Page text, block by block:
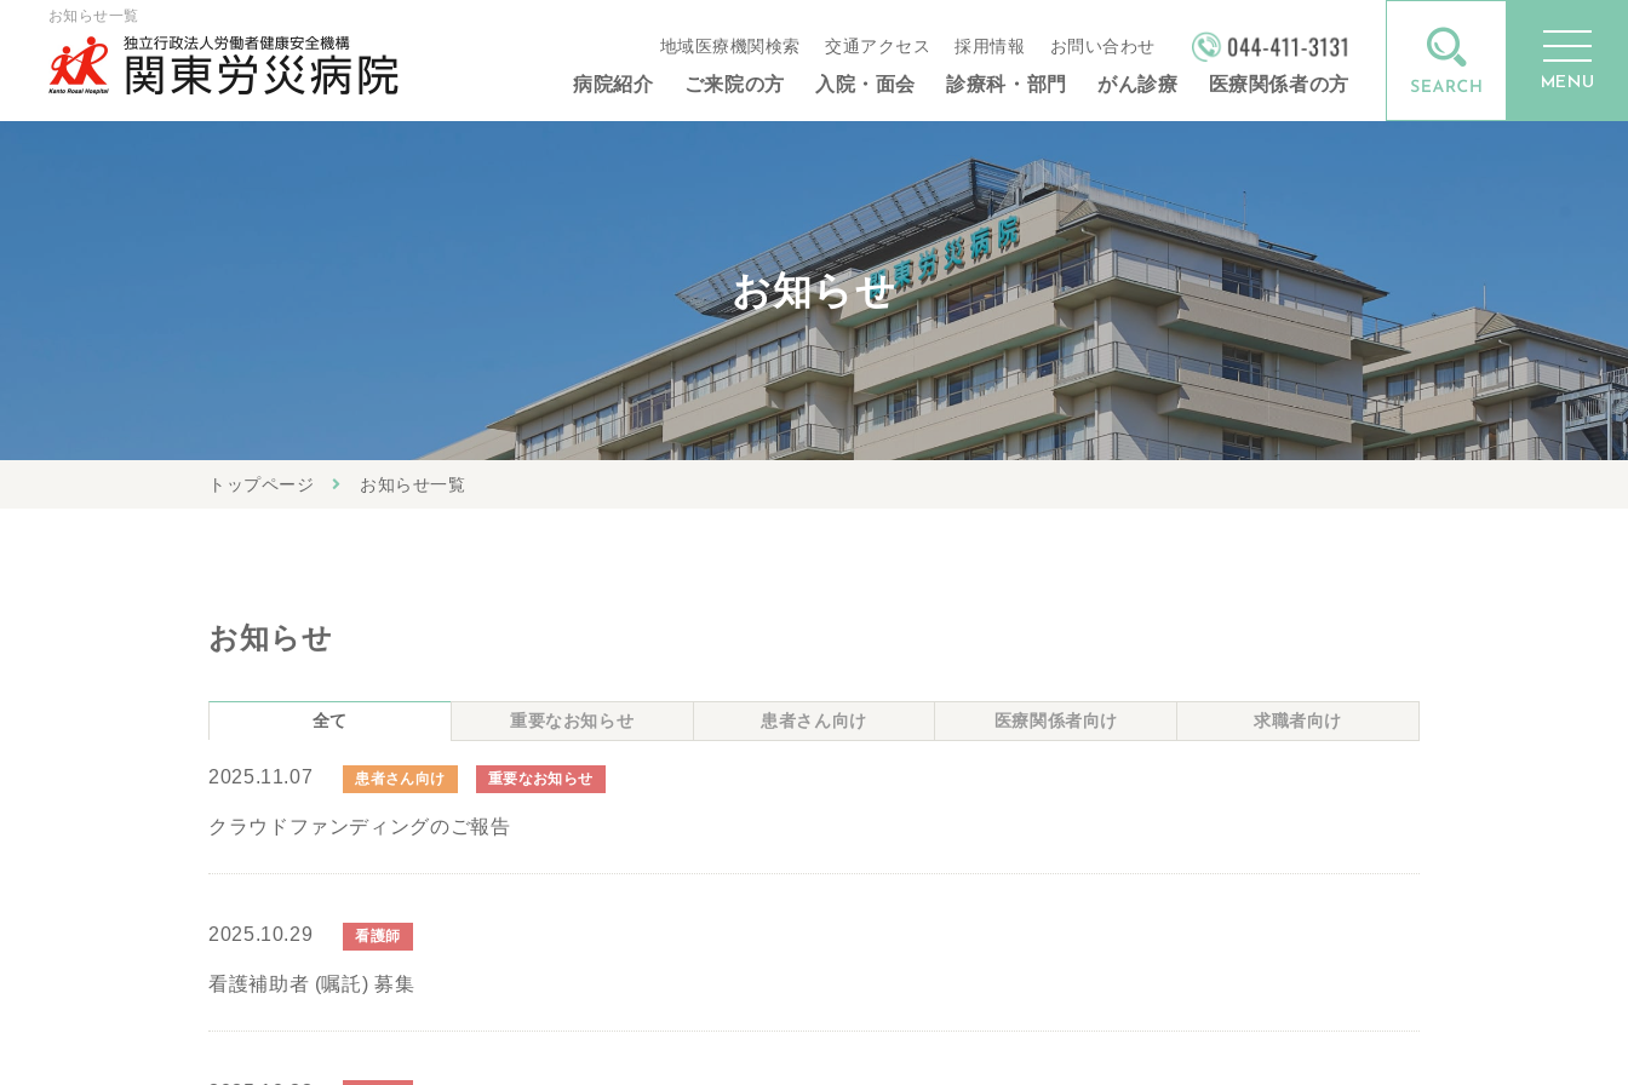
お知らせ一覧
地域医療機関検索 交通アクセス 採用情報 お問い合わせ
病院紹介 ご来院の方 入院・面会 診療科・部門 がん診療 医療関係者の方 MENU
お知らせ
トップページ お知らせ一覧
お知らせ
全て 重要なお知らせ 患者さん向け 医療関係者向け 求職者向け
2025.11.07 患者さん向け 重要なお知らせ
クラウドファンディングのご報告
2025.10.29 看護師
看護補助者 (嘱託) 募集